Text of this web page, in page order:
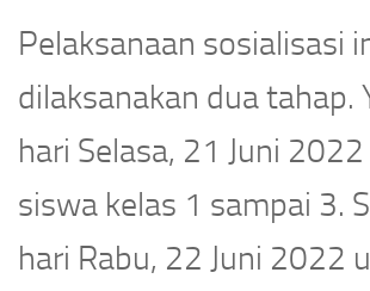
Pelaksanaan sosialisasi
dilaksanakan dua tahap.
hari Selasa, 21 Juni
siswa kelas 1 sampai 3.
hari Rabu, 22 Juni 2022